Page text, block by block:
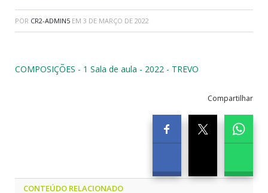
POR CR2-ADMIN5 EM 3 DE MARÇO DE 2022
COMPOSIÇÕES - 1 Sala de aula - 2022 - TREVO
Compartilhar
CONTEÚDO RELACIONADO